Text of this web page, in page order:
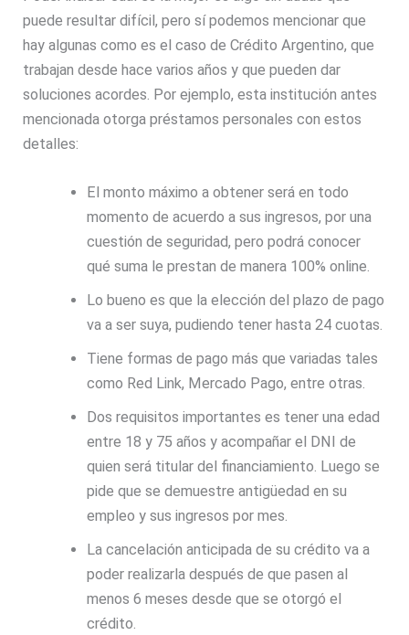
puede resultar difícil, pero sí podemos mencionar que
hay algunas como es el caso de Crédito Argentino, que
trabajan desde hace varios años y que pueden dar
soluciones acordes. Por ejemplo, esta institución antes
mencionada otorga préstamos personales con estos
detalles:
El monto máximo a obtener será en todo
momento de acuerdo a sus ingresos, por una
cuestión de seguridad, pero podrá conocer
qué suma le prestan de manera 100% online.
Lo bueno es que la elección del plazo de pago
va a ser suya, pudiendo tener hasta 24 cuotas.
Tiene formas de pago más que variadas tales
como Red Link, Mercado Pago, entre otras.
Dos requisitos importantes es tener una edad
entre 18 y 75 años y acompañar el DNI de
quien será titular del financiamiento. Luego se
pide que se demuestre antigüedad en su
empleo y sus ingresos por mes.
La cancelación anticipada de su crédito va a
poder realizarla después de que pasen al
menos 6 meses desde que se otorgó el
crédito.